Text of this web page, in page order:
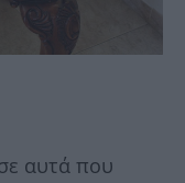
αυτά που